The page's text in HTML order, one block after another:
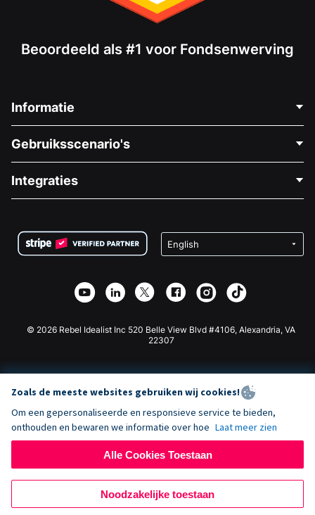
Beoordeeld als #1 voor Fondsenwerving
Informatie
Over Ons
Vacatures
Privacy
Affiliate Partnerschap
Gebruiksscenario's
Medische Fondsenwerving
Goede Doelen Fondsenwerving
Integraties
Wix Donatie Plugin
Webflow Donatie App
Joomla Donatie
© 2026 Rebel Idealist Inc 520 Belle View Blvd #4106, Alexandria, VA
22307
Zoals de meeste websites gebruiken wij cookies!
Om een gepersonaliseerde en responsieve service te bieden,
onthouden en bewaren we informatie over hoe Laat meer zien
Alle Cookies Toestaan
Noodzakelijke toestaan